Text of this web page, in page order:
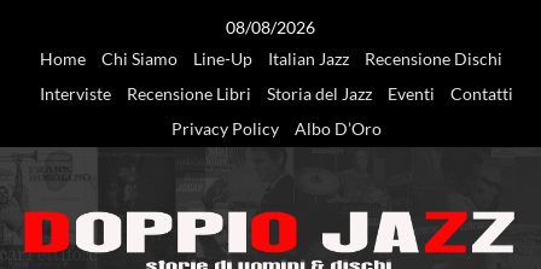
08/08/2026
Home
Chi Siamo Line-Up Italian Jazz
Recensione Dischi
Interviste
Recensione Libri Storia del Jazz Eventi
Contatti
Privacy Policy
Albo D’Oro